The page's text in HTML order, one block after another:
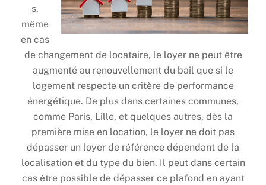
s,
même
en cas
de changement de locataire, le loyer ne peut être
augmenté au renouvellement du bail que si le
logement respecte un critère de performance
énergétique. De plus dans certaines communes,
comme Paris, Lille, et quelques autres, dès la
première mise en location, le loyer ne doit pas
dépasser un loyer de référence dépendant de la
localisation et du type du bien. Il peut dans certain
cas être possible de dépasser ce plafond en ayant